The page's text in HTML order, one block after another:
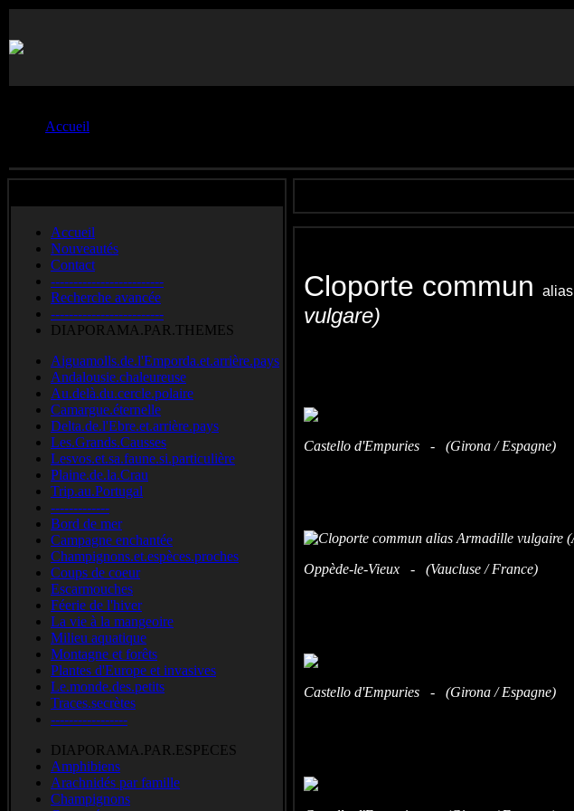
Accueil
Accueil
Nouveautés
Contact
-------------------------
Recherche avancée
-------------------------
DIAPORAMA.PAR.THEMES
Aiguamolls.de.l'Emporda.et.arrière.pays
Andalousie.chaleureuse
Au.delà.du.cercle.polaire
Camargue.éternelle
Delta.de.l'Ebre.et.arrière.pays
Les.Grands.Causses
Lesvos.et.sa.faune.si.particulière
Plaine.de.la.Crau
Trip.au.Portugal
-------------
Bord de mer
Campagne enchantée
Champignons.et.espèces.proches
Coups de coeur
Escarmouches
Féerie de l'hiver
La vie à la mangeoire
Milieu aquatique
Montagne et forêts
Plantes d'Europe et invasives
Le.monde.des.petits
Traces.secrètes
-----------------
DIAPORAMA.PAR.ESPECES
Amphibiens
Arachnidés par famille
Champignons
Cloporte commun alias
vulgare)
Castello d'Empuries - (Girona / Espagne)
Oppède-le-Vieux - (Vaucluse / France)
Castello d'Empuries - (Girona / Espagne)